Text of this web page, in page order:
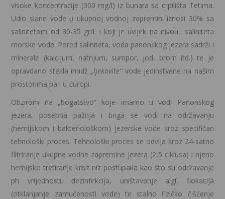
visoke koncentracije (300 mg/l) iz bunara sa crpilišta Tetima.
Udio slane vode u ukupnoj vodnoj zapremini iznosi 30% sa
salinitetom od 30-35 gr/l. i koji je uvijek na nivou saliniteta
morske vode. Pored saliniteta, voda panonskog jezera sadrži i
minerale (kalcijum, natrijum, sumpor, jod, brom itd.) te je
opravdano stekla imidž„ljekovite“vode jedinstvene na našim
prostorima pa i u Europi.
Obzirom na „bogatstvo“ koje imamo u vodi Panonskog
jezera, posebna pažnja i briga se vodi na održavanju
(hemijskom i bakteriološkom) jezerske vode kroz specifičan
tehnološki proces. Tehnološki proces se odvija kroz 24-satno
filtriranje ukupne vodne zapremine jezera (2,5 ciklusa) i njeno
hemijsko tretiranje kroz niz postupaka kao što su održavanje
ph vrijednosti, dezinfekcija, uništavanje algi, flokacija
(otklanjanje zamućenosti vode) te stalno fizičko čišćenje